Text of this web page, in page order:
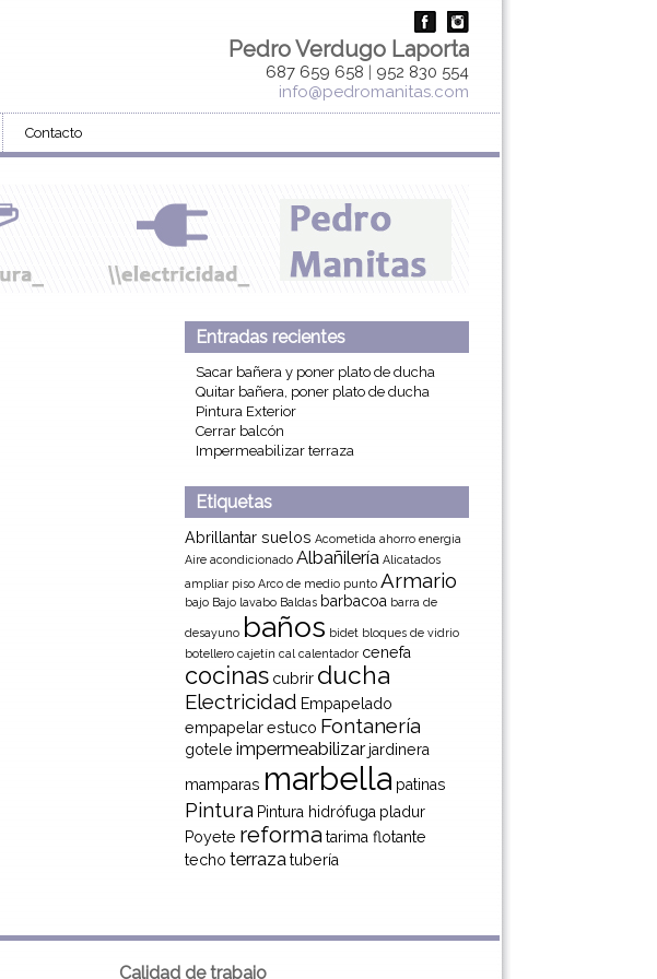
Pedro Verdugo Laporta
687 659 658 | 952 830 554
info@pedromanitas.com
Contacto
Entradas recientes
Sacar bañera y poner plato de ducha
Quitar bañera, poner plato de ducha
Pintura Exterior
Cerrar balcón
Impermeabilizar terraza
Etiquetas
Abrillantar suelos Acometida ahorro energia
Aire acondicionado Albañilería Alicatados
ampliar piso Arco de medio punto Armario
bajo Bajo lavabo Baldas barbacoa barra de
desayuno baños bidet bloques de vidrio
botellero cajetín cal calentador cenefa
cocinas cubrir ducha
Electricidad Empapelado
empapelarestuco Fontanería
gotele impermeabilizar jardinera
mamparas marbella patinas
Pintura Pintura hidrófuga pladur
Poyete reformatarima flotante
techo terrazatubería
Calidad de trabajo